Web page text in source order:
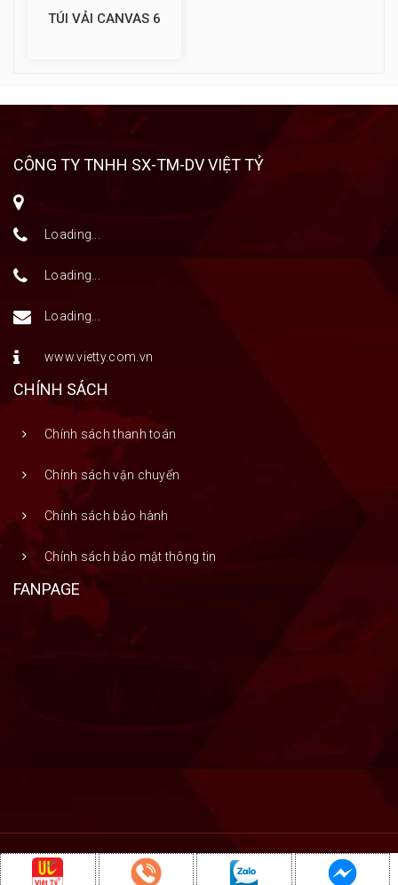
TÚI VẢI CANVAS 6
CÔNG TY TNHH SX-TM-DV VIỆT TỶ
Loading...
Loading...
Loading...
www.vietty.com.vn
CHÍNH SÁCH
Chính sách thanh toán
Chính sách vận chuyển
Chính sách bảo hành
Chính sách bảo mật thông tin
FANPAGE
Copyright © 2019 Việt Tỷ Company
Đang online: 10
Hôm nay: 327 Tất cả: 2,301,096